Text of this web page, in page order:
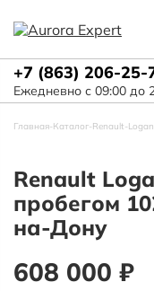
+7 (863) 206-25-
Ежедневно с 09:00 до
Главная-Каталог-Renault-Logan
Renault
пробегом
на-Дону
608 000 ₽